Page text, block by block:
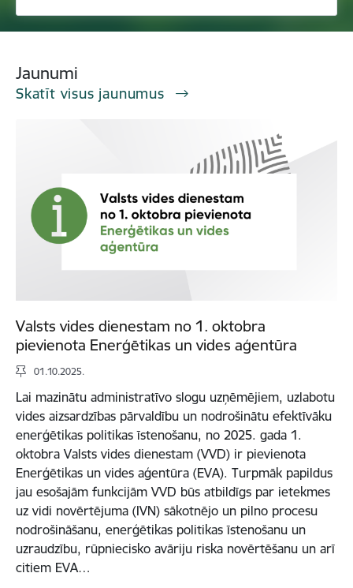
Jaunumi
Skatīt visus jaunumus
Valsts vides dienestam no 1. oktobra
pievienota Enerģētikas un vides aģentūra
01.10.2025.
Lai mazinātu administratīvo slogu uzņēmējiem, uzlabotu
vides aizsardzības pārvaldību un nodrošinātu efektīvāku
enerģētikas politikas īstenošanu, no 2025. gada 1.
oktobra Valsts vides dienestam (VVD) ir pievienota
Enerģētikas un vides aģentūra (EVA). Turpmāk papildus
jau esošajām funkcijām VVD būs atbildīgs par ietekmes
uz vidi novērtējuma (IVN) sākotnējo un pilno procesu
nodrošināšanu, enerģētikas politikas īstenošanu un
uzraudzību, rūpniecisko avāriju riska novērtēšanu un arī
citiem EVA…